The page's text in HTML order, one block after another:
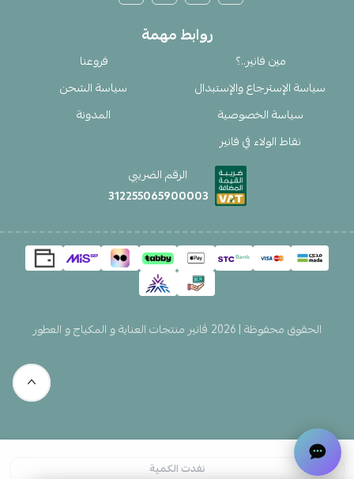
نفدت الكمية
روابط مهمة
مين فانير..؟
فروعنا
سياسة الإسترجاع والإستبدال
سياسة الشحن
سياسة الخصوصية
المدونة
نقاط الولاء في فانير
الرقم الضريبي
312255065900003
الحقوق محفوظة | 2026 ڤانير منتجات العناية و المكياج و العطور